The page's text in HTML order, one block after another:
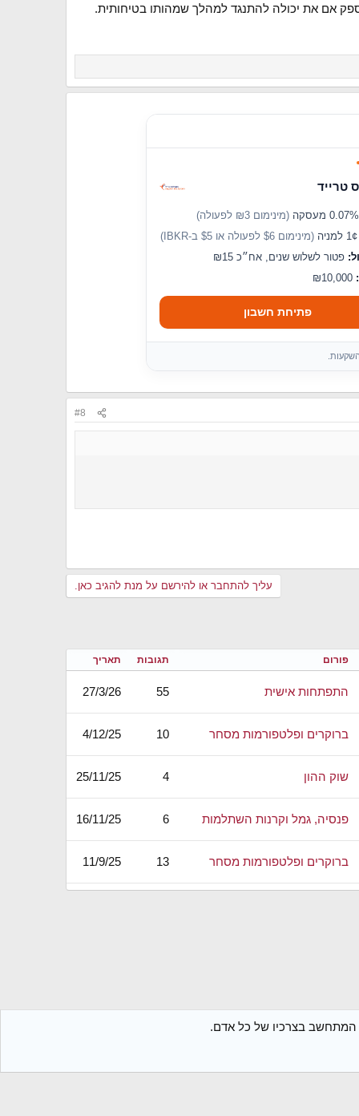
אם את יכולה להתנגד למהלך שמהותו בטיחותית.
טרייד
(מינימום ₪3 לפעולה)
(מינימום $6 לפעולה או $5 ב-IBKR)
פטור לשלוש שנים, אח״כ ₪15
פתיחת חשבון
#8
עליך להתחבר או להירשם על מנת להגיב כאן.
פורום תגובות תאריך
התפתחות אישית 55
27/3/26
ברוקרים ופלטפורמות מסחר 10
4/12/25
שוק ההון 4
25/11/25
פנסיה, גמל וקרנות השתלמות 6
16/11/25
ברוקרים ופלטפורמות מסחר 13
11/9/25
מינימליזם, חסכנות ואנטי-צרכנות
צרכנות פיננסית 27
30/1/25
המתחשב בצרכיו של כל אדם.